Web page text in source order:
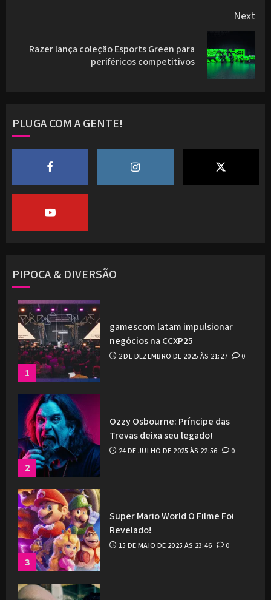
Next
NextRazer lança coleção Esports Green para
periféricos competitivos
PLUGA COM A GENTE!
PIPOCA & DIVERSÃO
1
gamescom latam impulsionar
negócios na CCXP25
2 DE DEZEMBRO DE 2025 ÀS 21:27 0
2
Ozzy Osbourne: Príncipe das
Trevas deixa seu legado!
24 DE JULHO DE 2025 ÀS 22:56 0
3
Super Mario World O Filme Foi
Revelado!
15 DE MAIO DE 2025 ÀS 23:46 0